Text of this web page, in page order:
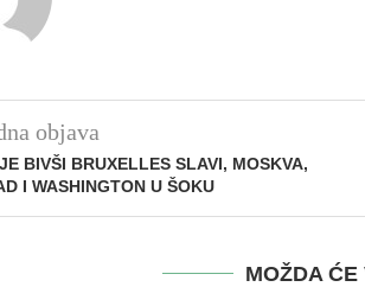
objava
BIVŠI BRUXELLES SLAVI, MOSKVA,
I WASHINGTON U ŠOKU
MOŽDA ĆE